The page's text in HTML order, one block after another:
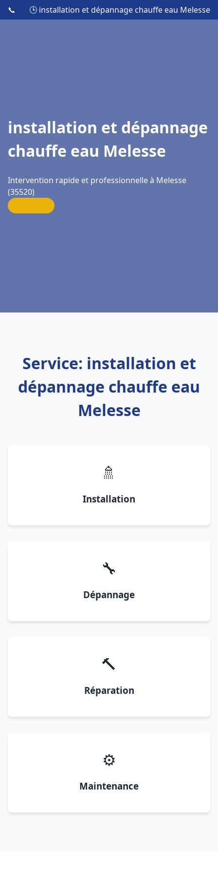
📞 🕒 installation et dépannage chauffe eau Melesse
installation et dépannage
chauffe eau Melesse
Intervention rapide et professionnelle à Melesse
(35520)
Service: installation et
dépannage chauffe eau
Melesse
🚿
Installation
🔧
Dépannage
🔨
Réparation
⚙️
Maintenance